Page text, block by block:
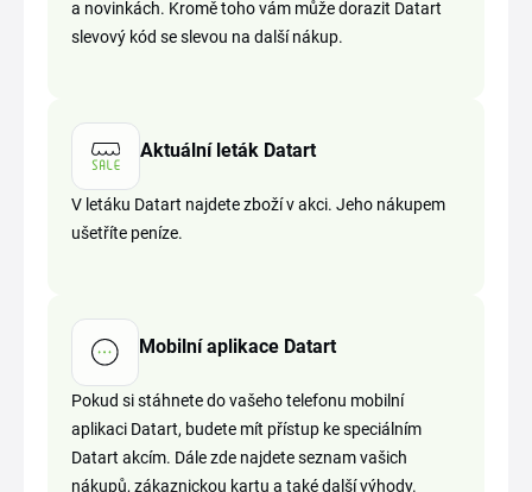
a novinkách. Kromě toho vám může dorazit Datart
slevový kód se slevou na další nákup.
Aktuální leták Datart
V letáku Datart najdete zboží v akci. Jeho nákupem
ušetříte peníze.
Mobilní aplikace Datart
Pokud si stáhnete do vašeho telefonu mobilní
aplikaci Datart, budete mít přístup ke speciálním
Datart akcím. Dále zde najdete seznam vašich
nákupů, zákaznickou kartu a také další výhody.